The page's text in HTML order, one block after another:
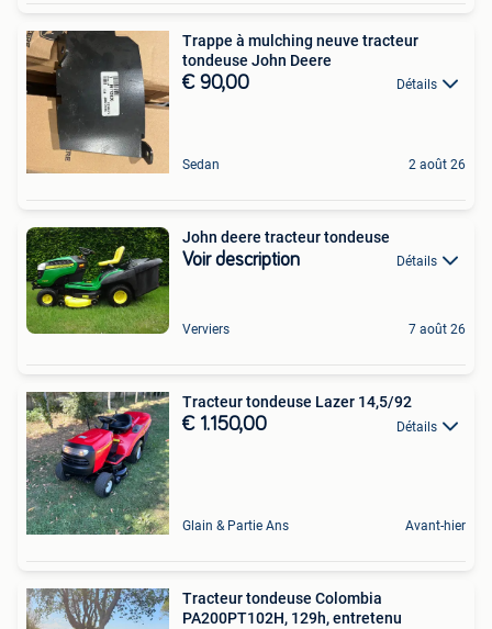
Trappe à mulching neuve tracteur
tondeuse John Deere
€ 90,00 Détails
Sedan 2 août 26
John deere tracteur tondeuse
Voir description Détails
Verviers 7 août 26
Tracteur tondeuse Lazer 14,5/92
€ 1.150,00 Détails
Glain & Partie Ans Avant-hier
Tracteur tondeuse Colombia
PA200PT102H, 129h, entretenu